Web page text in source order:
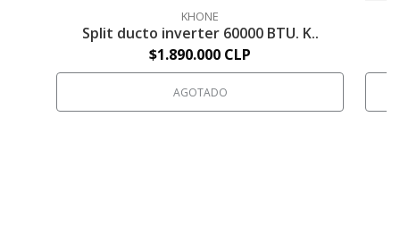
KHONE
Split ducto inverter 60000 BTU. K..
$1.890.000 CLP
AGOTADO